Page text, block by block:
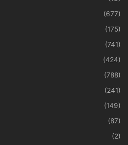
(677)
(175)
(741)
(424)
(788)
(241)
(149)
(87)
(2)